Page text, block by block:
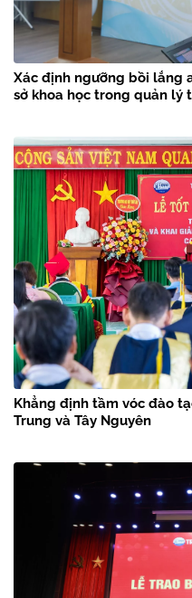
Xác định ngưỡng bồi lắng
sở khoa học trong quản lý
Khẳng định tầm vóc đào
Trung và Tây Nguyên